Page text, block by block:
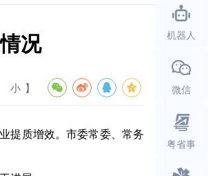
况
小 】
提质增效。市委常委、常务
机器人
微信
粤省事